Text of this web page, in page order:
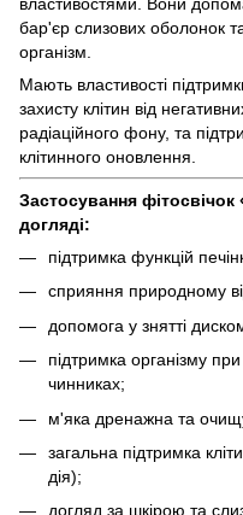
бар'єр слизових оболонок
організм.
Мають властивості
захисту клітин від
радіаційного фону, та
клітинного оновлення.
Застосування
догляді:
підтримка функцій
сприяння природному
допомога у знятті
підтримка організму
чинниках;
м'яка дренажна та
загальна підтримка
дія);
догляд за шкірою та